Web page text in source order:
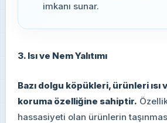
imkanı sunar.
3. Isı ve Nem Yalıtımı
Bazı dolgu köpükleri, ürünleri ısı
koruma özelliğine sahiptir.
hassasiyeti olan ürünlerin